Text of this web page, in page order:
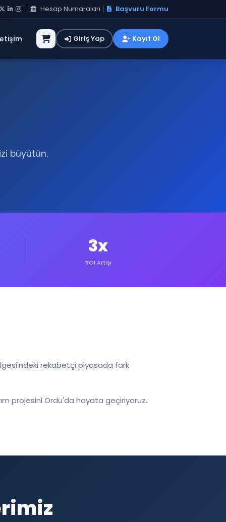
Hesap Numaraları Başvuru Formu
Giriş Yap Kayıt Ol
büyütün.
3x
ROI Artışı
rekabetçi piyasada fark
projesini Ordu'da hayata geçiriyoruz.